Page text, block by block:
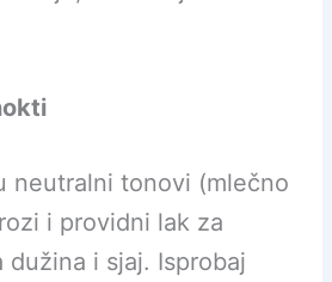
neutralni tonovi (mlečno
i providni lak za
i sjaj. Isprobaj